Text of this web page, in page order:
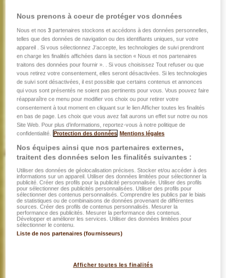
Nous prenons à coeur de protéger vos données
Nous et nos3 partenaires stockons et accédons à des données personnelles,
telles que des données de navigation ou des identifiants uniques, sur votre
appareil . Si vous sélectionnez J'accepte, les technologies de suivi prendront
en charge les finalités affichées dans la section « Nous et nos partenaires
traitons des données pour fournir ». . Si vous choisissez Tout refuser ou que
vous retirez votre consentement, elles seront désactivées. Si les technologies
de suivi sont désactivées, il est possible que certains contenus et annonces
qui vous sont présentés ne soient pas pertinents pour vous. Vous pouvez faire
réapparaître ce menu pour modifier vos choix ou pour retirer votre
consentement à tout moment en cliquant sur le lien Afficher toutes les finalités
en bas de page. Les choix que vous avez fait aurons un effet sur notre ou nos
Site Web. Pour plus d’informations, reportez-vous à notre politique de
confidentialité. Protection des données Mentions légales
Nos équipes ainsi que nos partenaires externes,
traitent des données selon les finalités suivantes :
Utiliser des données de géolocalisation précises. Stocker et/ou accéder à des
informations sur un appareil. Utiliser des données limitées pour sélectionner la
publicité. Créer des profils pour la publicité personnalisée. Utiliser des profils
pour sélectionner des publicités personnalisées. Utiliser des profils pour
sélectionner des contenus personnalisés. Comprendre les publics par le biais
de statistiques ou de combinaisons de données provenant de différentes
sources. Créer des profils de contenus personnalisés. Mesurer la
performance des publicités. Mesurer la performance des contenus.
Développer et améliorer les services. Utiliser des données limitées pour
sélectionner le contenu.
Liste de nos partenaires (fournisseurs)
Afficher toutes les finalités